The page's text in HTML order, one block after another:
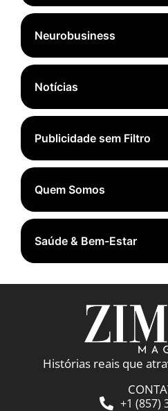
Neurobusiness
Notícias
Publicidade sem Filtro
Quem Somos
Saúde & Bem-Estar
Histórias reais que
+1 (857)